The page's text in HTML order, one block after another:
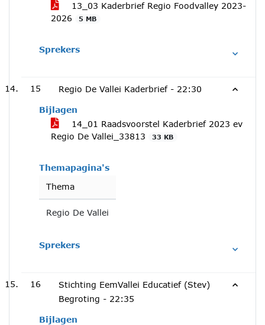
13_03 Kaderbrief Regio Foodvalley 2023-
2026
5 MB
Sprekers
15 Regio De Vallei Kaderbrief - 22:30
Bijlagen
14_01 Raadsvoorstel Kaderbrief 2023 ev
Regio De Vallei_33813
33 KB
Themapagina's
Thema
Regio De Vallei
Sprekers
16
Stichting EemVallei Educatief (Stev)
Begroting - 22:35
Bijlagen